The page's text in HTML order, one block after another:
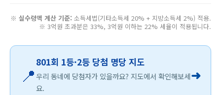
※ 실수령액 계산 기준: 소득세법(기타소득세 20% + 지방소득세 2%) 적용.
※ 3억원 초과분은 33%, 3억원 이하는 22% 세율이 적용됩니다.
📍
801회 1등·2등 당첨 명당 지도
우리 동네에 당첨자가 있을까요? 지도에서 확인해보세
요.
➜